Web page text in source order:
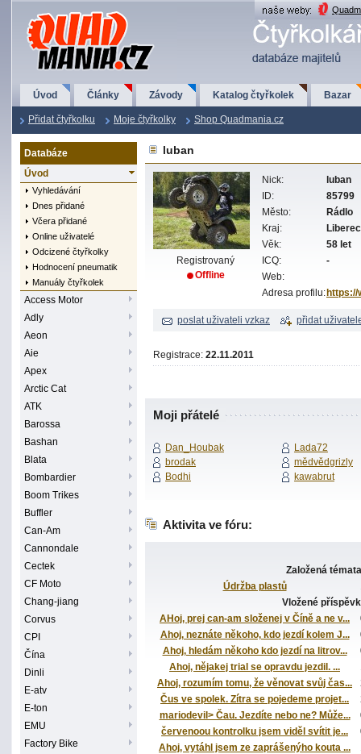
QuadMania.cz
Úvod Články Závody Katalog čtyřkolek Bazar
Přidat čtyřkolku Moje čtyřkolky Shop Quadmania.cz
Databáze
Úvod
Vyhledávání
Dnes přidané
Včera přidané
Online uživatelé
Odcizené čtyřkolky
Hodnocení pneumatik
Manuály čtyřkolek
Access Motor
Adly
Aeon
Aie
Apex
Arctic Cat
ATK
Barossa
Bashan
Blata
Bombardier
Boom Trikes
Buffler
Can-Am
Cannondale
Cectek
CF Moto
Chang-jiang
Corvus
CPI
Čína
Dinli
E-atv
E-ton
EMU
Factory Bike
luban
Registrovaný
Offline
Nick:
luban
ID:
85799
Město:
Rádlo
Kraj:
Věk:
58 let
ICQ:
-
Web:
Adresa profilu: https://
poslat uživateli vzkaz přidat
Registrace: 22.11.2011
Moji přátelé
Dan_Houbak
Lada72
brodak
mědvědgrizly
Bodhi
kawabrut
Aktivita ve fóru:
Založená témata
Údržba plastů
Vložené
AHoj, prej can-am složenej v Číně a ne v...
Ahoj, neznáte někoho, kdo jezdí kolem J...
Ahoj, hledám někoho kdo jezdí na litrov...
Ahoj, nějakej trial se opravdu jezdil. ...
Ahoj, rozumím tomu, že věnovat svůj čas...
Čus ve spolek. Zítra se pojedeme projet...
mariodevil> Čau. Jezdíte nebo ne? Může...
červenoou kontrolku jsem viděl svítit je...
Ahoj, vytáhl jsem ze zaprášenýho kouta ...